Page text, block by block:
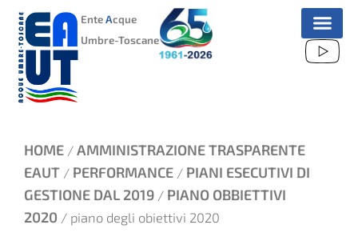
VAI
CONTENUTO
EnteAcque
Umbre-Toscane
HOME / AMMINISTRAZIONE TRASPARENTE
EAUT / PERFORMANCE / PIANI ESECUTIVI DI
GESTIONE DAL 2019 / PIANO OBBIETTIVI
2020 / piano degli obiettivi 2020